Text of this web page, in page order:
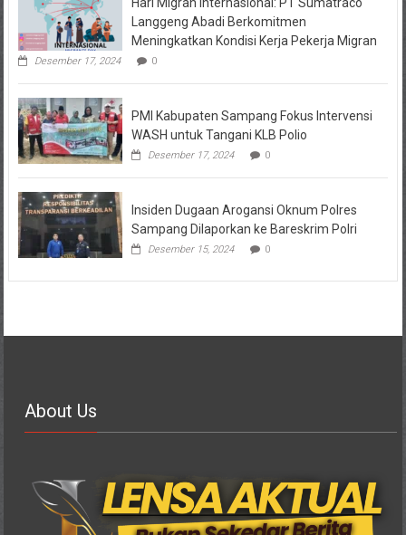
Langgeng Abadi Berkomitmen
Meningkatkan Kondisi Kerja Pekerja Migran
Desember 17, 2024 0
PMI Kabupaten Sampang Fokus Intervensi
WASH untuk Tangani KLB Polio
Desember 17, 2024 0
Insiden Dugaan Arogansi Oknum Polres
Sampang Dilaporkan ke Bareskrim Polri
Desember 15, 2024 0
About Us